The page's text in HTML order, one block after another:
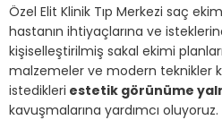
Özel Elit Klinik Tıp Merkezi saç
hastanın ihtiyaçlarına ve
kişiselleştirilmiş sakal ekimi
malzemeler ve modern teknikler
istedikleri estetik görünüme
kavuşmalarına yardımcı oluyoruz.